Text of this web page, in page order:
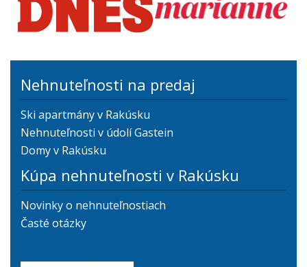
Nehnuteľnosti na predaj
Ski apartmány v Rakúsku
Nehnuteľnosti v údolí Gastein
Domy v Rakúsku
Kúpa nehnuteľnosti v Rakúsku
Novinky o nehnuteľnostiach
Časté otázky